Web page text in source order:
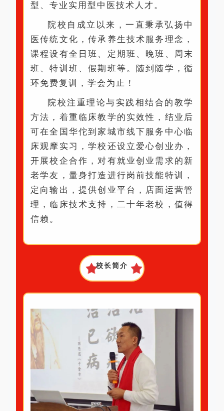
型、专业实用型中医技术人才。
院校自成立以来，一直秉承弘扬中
医传统文化，传承养生技术服务理念，
课程设有全日班、定期班、晚班、周末
班、特训班、假期班等。随到随学，循
环免费复训，学会为止！
院校注重理论与实践相结合的教学
方法，着重临床教学的实效性，结业后
可在全国华佗到家城市线下服务中心临
床观摩实习，学校还设立爱心创业办，
开展校企合作，对有就业创业需求的新
老学友，量身打造进行岗前技能特训，
定向输出，提供创业平台，店面运营管
理，临床技术支持，二十年老校，值得
信赖。
校长简介